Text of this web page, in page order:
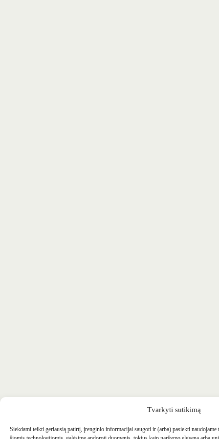
Tvarkyti sutikimą
Siekdami teikti geriausią patirtį, įrenginio informacijai saugoti ir (arba) pasiekti